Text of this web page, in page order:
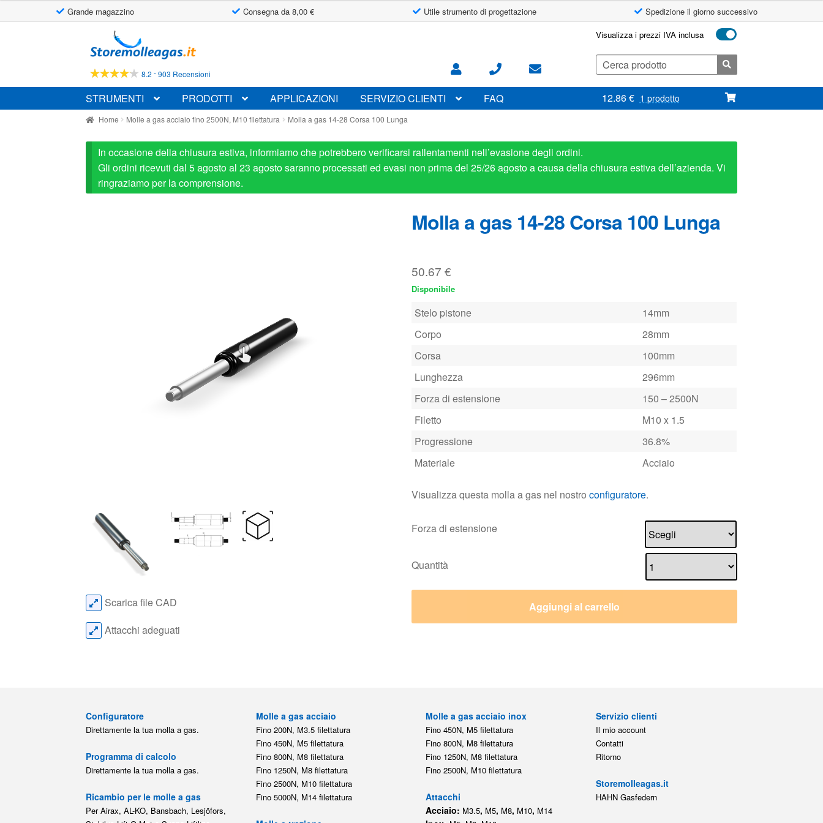
Grande magazzino Consegna da 8,00 € Utile strumento di progettazione Spedizione il giorno successivo
alla
navigazione
al
contenuto
8.2 -903 Recensioni
Visualizza i prezzi IVA inclusa
Cerca:
STRUMENTI PRODOTTI APPLICAZIONI SERVIZIO CLIENTI FAQ 12.86€ 1 prodotto
Home Molle a gas acciaio fino 2500N, M10 filettatura Molla a gas 14-28 Corsa 100 Lunga
In occasione della chiusura estiva, informiamo che potrebbero verificarsi rallentamenti nell’evasione degli ordini.
Gli ordini ricevuti dal 5 agosto al 23 agosto saranno processati ed evasi non prima del 25/26 agosto a causa della chiusura estiva dell’azienda. Vi
ringraziamo per la comprensione.
Molla a gas 14-28 Corsa 100 Lunga
50.67 €
Disponibile
Stelo pistone
14mm
Corpo
28mm
Corsa
100mm
Lunghezza
296mm
Forza di estensione
150 – 2500N
Filetto
M10 x 1.5
Progressione
36.8%
Materiale
Acciaio
Visualizza questa molla a gas nel nostro configuratore.
Forza di estensione
Quantità
Aggiungi al carrello
Scarica file CAD
Attacchi adeguati
Configuratore
Direttamente la tua molla a gas.
Programma di calcolo
Direttamente la tua molla a gas.
Ricambio per le molle a gas
Per Airax, AL-KO, Bansbach, Lesjöfors,
Molle a gas acciaio
Fino 200N, M3.5 filettatura
Fino 450N, M5 filettatura
Fino 800N, M8 filettatura
Fino 1250N, M8 filettatura
Fino 2500N, M10 filettatura
Fino 5000N, M14 filettatura
Molle a gas acciaio inox
Fino 450N, M5 filettatura
Fino 800N, M8 filettatura
Fino 1250N, M8 filettatura
Fino 2500N, M10 filettatura
Attacchi
Acciaio: M3.5, M5, M8, M10, M14
Servizio clienti
Il mio account
Contatti
Ritorno
Storemolleagas.it
HAHN Gasfedern